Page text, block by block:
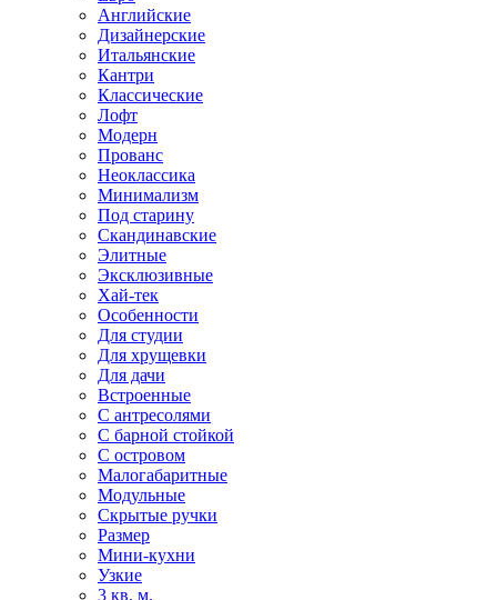
Английские
Дизайнерские
Итальянские
Кантри
Классические
Лофт
Модерн
Прованс
Неоклассика
Минимализм
Под старину
Скандинавские
Элитные
Эксклюзивные
Хай-тек
Особенности
Для студии
Для хрущевки
Для дачи
Встроенные
С антресолями
С барной стойкой
С островом
Малогабаритные
Модульные
Скрытые ручки
Размер
Мини-кухни
Узкие
3 кв. м.